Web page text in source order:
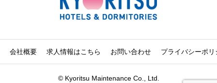
会社概要 求人情報はこちら お問い合わせ プライバシーポリ
© Kyoritsu Maintenance Co., Ltd.